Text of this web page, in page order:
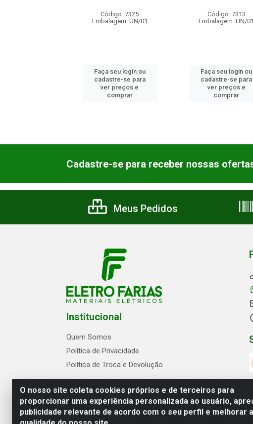
Código: 7325
Embalagem: UN/01
Faça seu login ou
cadastre-se para
ver preços e
comprar
Código: 7313
Embalagem: UN/01
Faça seu login ou
cadastre-se para
ver preços e
comprar
O nosso site coleta cookies próprios e de terceiros para
proporcionar uma experiência personalizada ao usuário,
publicidade relevante de acordo com o seu perfil e melhorar a
Cadastre-se para receber nossas
Meus Pedidos
Institucional
Quem Somos
Política de Privacidade
Política de Troca e Devolução
Eletrofarias Materiais Eletricos - Av. Jorn. Assis